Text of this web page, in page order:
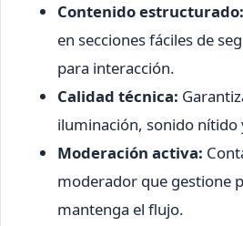
Contenido estructurado:
en secciones fáciles de
para interacción.
Calidad técnica:
iluminación, sonido nítido
Moderación activa:
moderador que gestione
mantenga el flujo.